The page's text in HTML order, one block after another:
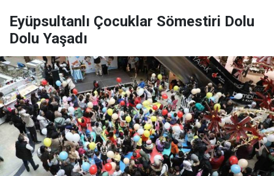
Eyüpsultanlı Çocuklar Sömestiri Dolu
Dolu Yaşadı